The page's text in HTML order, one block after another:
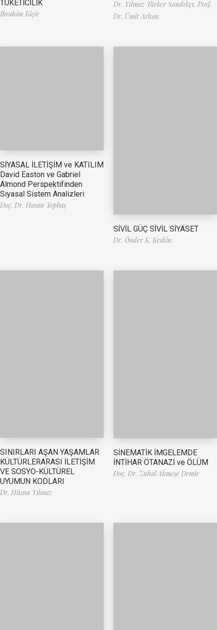
TÜKETİCİLİK
İbrahim Kiçir
Dr. Yılmaz Türker Sandıkçı, Prof.
Dr. Ümit Arkan
SİYASAL İLETİŞİM ve KATILIM
David Easton ve Gabriel
Almond Perspektifinden
Siyasal Sistem Analizleri
Doç. Dr. Hasan Topbaş
SİVİL GÜÇ SİVİL SİYASET
Dr. Önder K. Keskin
SINIRLARI AŞAN YAŞAMLAR
KÜLTÜRLERARASI İLETİŞİM
VE SOSYO-KÜLTÜREL
UYUMUN KODLARI
Dr. Hüsna Yılmaz
SİNEMATİK İMGELEMDE
İNTİHAR ÖTANAZİ ve ÖLÜM
Doç. Dr. Zuhal Akmeşe Demir